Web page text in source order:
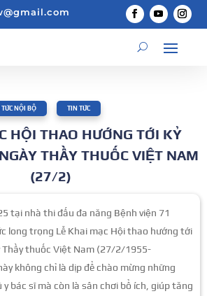
NỘI BỘ TIN TỨC
HỘI THAO HƯỚNG TỚI KỶ
THẦY THUỐC VIỆT NAM
(27/2)
tại nhà thi đấu đa năng Bệnh viện 71
long trọng Lễ Khai mạc Hội thao hướng tới
Thầy thuốc Việt Nam (27/2/1955-
không chỉ là dịp để chào mừng những
y bác sĩ mà còn là sân chơi bổ ích, giúp tăng